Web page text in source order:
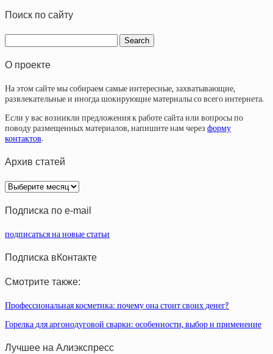
Поиск по сайту
О проекте
На этом сайте мы собираем самые интересные, захватывающие,
развлекательные и иногда шокирующие материалы со всего интернета.
Если у вас возникли предложения к работе сайта или вопросы по
поводу размещенных материалов, напишите нам через форму
контактов.
Архив статей
Архив
статей
Подписка по e-mail
подписаться на новые статьи
Подписка вКонтакте
Смотрите также:
Профессиональная косметика: почему она стоит своих денег?
Горелка для аргонодуговой сварки: особенности, выбор и применение
Лучшее на Алиэкспресс